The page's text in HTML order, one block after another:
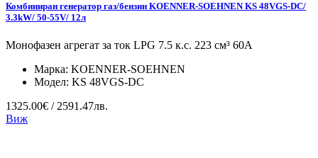
Комбиниран генератор газ/бензин KOENNER-SOEHNEN KS 48VGS-DC/
3.3kW/ 50-55V/ 12л
Монофазен агрегат за ток LPG 7.5 к.с. 223 см³ 60А
Марка: KOENNER-SOEHNEN
Модел: KS 48VGS-DC
1325.00€ / 2591.47лв.
Виж